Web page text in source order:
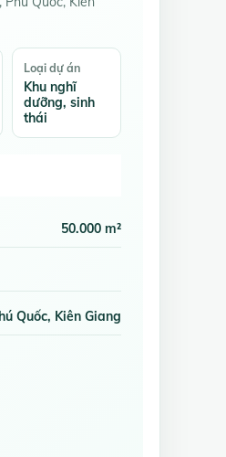
Loại dự án
Khu nghĩ
dưỡng, sinh
thái
50.000 m²
Quốc, Kiên Giang